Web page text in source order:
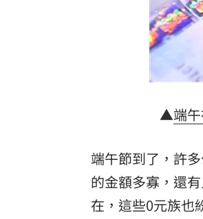
詐慈濟主嫌信辟穀
AI時代!培養孩子思
台灣彩券開獎直播中
LIVE三立+24小時直
理想混蛋號召粉絲
▲端午
端午節到了，許
的金額多寡，還
在，這些0元族也